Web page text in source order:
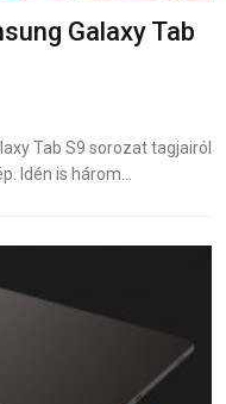
Galaxy Tab
Tab S9 sorozat tagjairól
Idén is három…